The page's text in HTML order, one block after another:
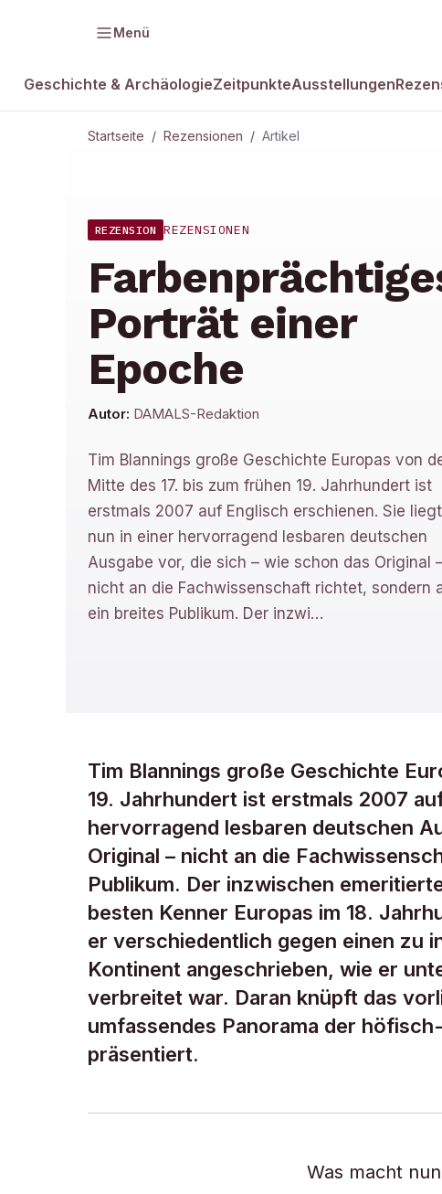
Menü
Geschichte & ArchäologieZeitpunkteAusstellungen
Startseite / Rezensionen / Artikel
REZENSION REZENSIONEN
Porträt einer
Epoche
Autor: DAMALS-Redaktion
Tim Blannings große Geschichte Europas von
Mitte des 17. bis zum frühen 19. Jahrhundert ist
erstmals 2007 auf Englisch erschienen. Sie liegt
nun in einer hervorragend lesbaren deutschen
Ausgabe vor, die sich – wie schon das Original
nicht an die Fachwissenschaft richtet, sondern
ein breites Publikum. Der inzwi…
Tim Blannings große Geschichte
19. Jahrhundert ist erstmals 2007
hervorragend lesbaren deutschen
Original – nicht an die
Publikum. Der inzwischen
besten Kenner Europas im 18.
er verschiedentlich gegen einen zu
Kontinent angeschrieben, wie er
verbreitet war. Daran knüpft das
umfassendes Panorama der
präsentiert.
Was macht